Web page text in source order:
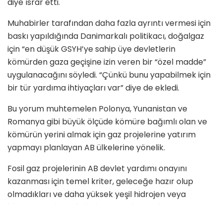
diye ısrar etti.
Muhabirler tarafından daha fazla ayrıntı vermesi için
baskı yapıldığında Danimarkalı politikacı, doğalgaz
için “en düşük GSYH’ye sahip üye devletlerin
kömürden gaza geçişine izin veren bir “özel madde”
uygulanacağını söyledi. “Çünkü bunu yapabilmek için
bir tür yardıma ihtiyaçları var” diye de ekledi.
Bu yorum muhtemelen Polonya, Yunanistan ve
Romanya gibi büyük ölçüde kömüre bağımlı olan ve
kömürün yerini almak için gaz projelerine yatırım
yapmayı planlayan AB ülkelerine yönelik.
Fosil gaz projelerinin AB devlet yardımı onayını
kazanması için temel kriter, geleceğe hazır olup
olmadıkları ve daha yüksek yeşil hidrojen veya